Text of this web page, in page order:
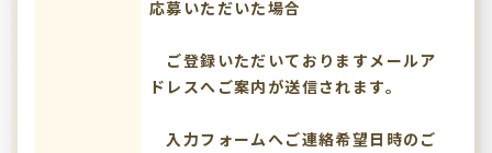
応募いただいた場合
ご登録いただいておりますメールア
ドレスへご案内が送信されます。
入力フォームへご連絡希望日時のご